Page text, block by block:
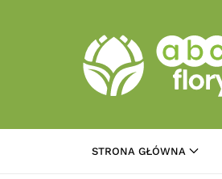
STRONA GŁÓWNA